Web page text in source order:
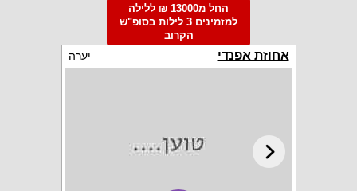
החל מ13000 ₪ ללילה
למזמינים 3 לילות בסופ"ש
הקרוב
אחוזת אפנדי יערה